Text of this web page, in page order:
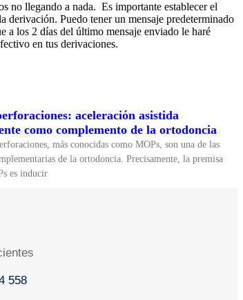
no llegando a nada. Es importante establecer el
derivación. Puedo tener un mensaje predeterminado
a los 2 días del último mensaje enviado le haré
en tus derivaciones.
aceleración asistida
como complemento de la ortodoncia
más conocidas como MOPs, son una de las
de la ortodoncia. Precisamente, la premisa
es inducir
558